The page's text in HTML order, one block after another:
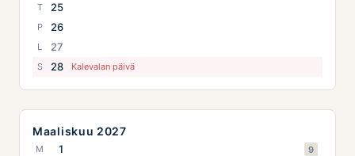
T 25
P 26
L 27
S 28 Kalevalan päivä
Maaliskuu 2027
M 1
9